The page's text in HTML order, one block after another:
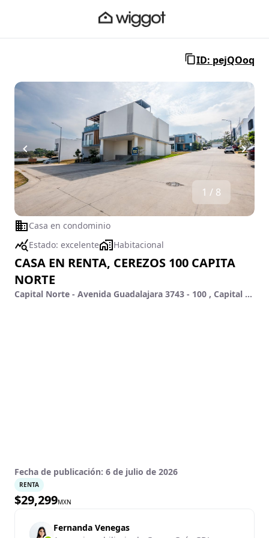
ID: pejQOoq
1 / 8
Casa en condominio
Estado: excelente Habitacional
CASA EN RENTA, CEREZOS 100 CAPITA
NORTE
Capital Norte - Avenida Guadalajara 3743 - 100 , Capital Norte , Zapopan, Jalisco
Fecha de publicación: 6 de julio de 2026
RENTA
$29,299MXN
Fernanda Venegas